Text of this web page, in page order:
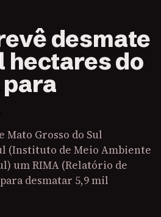
desmate
hectares do
Mato Grosso do Sul
(Instituto de Meio Ambiente
um RIMA (Relatório de
desmatar 5,9 mil